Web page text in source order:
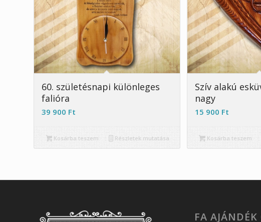
5.00
60. születésnapi különleges
falióra
39 900 Ft
Kosárba teszem Részletek mutatása
Szív alakú
nagy
15 900 Ft
Kosárba teszem
FA